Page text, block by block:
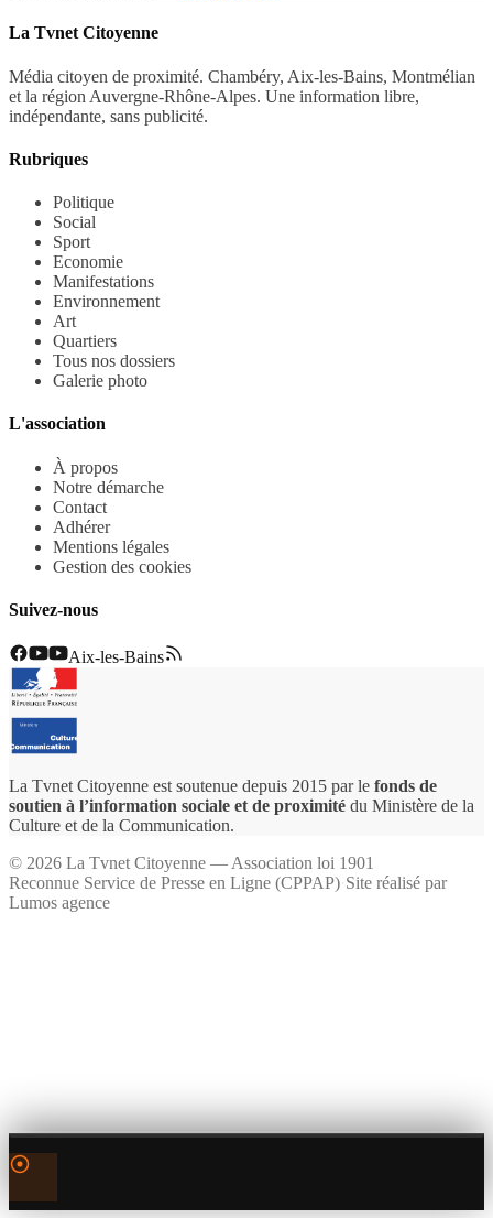
La Tvnet Citoyenne
Média citoyen de proximité. Chambéry, Aix-les-Bains, Montmélian
et la région Auvergne-Rhône-Alpes. Une information libre,
indépendante, sans publicité.
Rubriques
Politique
Social
Sport
Economie
Manifestations
Environnement
Art
Quartiers
Tous nos dossiers
Galerie photo
L'association
À propos
Notre démarche
Contact
Adhérer
Mentions légales
Gestion des cookies
Suivez-nous
Aix-les-Bains
La Tvnet Citoyenne est soutenue depuis 2015 par le fonds de
soutien à l’information sociale et de proximité du Ministère de la
Culture et de la Communication.
© 2026 La Tvnet Citoyenne — Association loi 1901
Reconnue Service de Presse en Ligne (CPPAP)·Site réalisé par
Lumos agence